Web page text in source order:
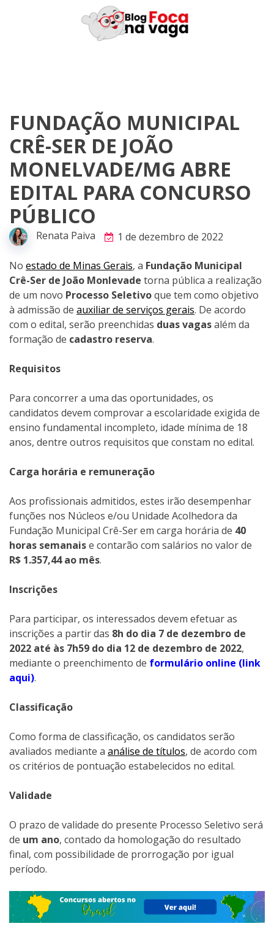
FUNDAÇÃO MUNICIPAL
CRÊ-SER DE JOÃO
MONELVADE/MG ABRE
EDITAL PARA CONCURSO
PÚBLICO
Renata Paiva 1 de dezembro de 2022
No estado de Minas Gerais, a Fundação Municipal
Crê-Ser de João Monlevade torna pública a realização
de um novo Processo Seletivoque tem como objetivo
à admissão de auxiliar de serviços gerais. De acordo
com o edital, serão preenchidas duas vagasalém da
formação de cadastro reserva.
Requisitos
Para concorrer a uma das oportunidades, os
candidatos devem comprovar a escolaridade exigida de
ensino fundamental incompleto, idade mínima de 18
anos, dentre outros requisitos que constam no edital.
Carga horária e remuneração
Aos profissionais admitidos, estes irão desempenhar
funções nos Núcleos e/ou Unidade Acolhedora da
Fundação Municipal Crê-Ser em carga horária de 40
horas semanaise contarão com salários no valor de
R$ 1.357,44 ao mês.
Inscrições
Para participar, os interessados devem efetuar as
inscrições a partir das 8h do dia 7 de dezembro de
2022 até às 7h59 do dia 12 de dezembro de 2022,
mediante o preenchimento de formulário online (link
aqui).
Classificação
Como forma de classificação, os candidatos serão
avaliados mediante a análise de títulos, de acordo com
os critérios de pontuação estabelecidos no edital.
Validade
O prazo de validade do presente Processo Seletivo será
de um ano, contado da homologação do resultado
final, com possibilidade de prorrogação por igual
período.